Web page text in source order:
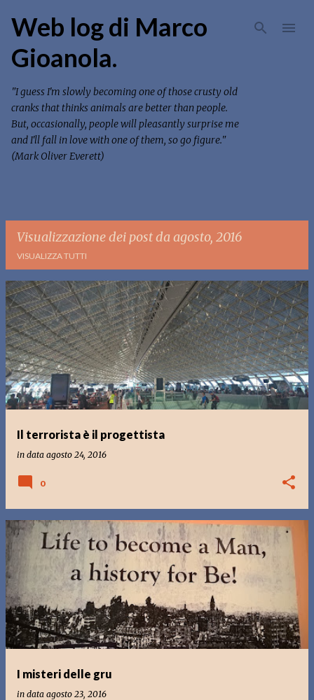
Passa ai contenuti principali
Web log di Marco
Gioanola.
"I guess I'm slowly becoming one of those crusty old
cranks that thinks animals are better than people.
But, occasionally, people will pleasantly surprise me
and I'll fall in love with one of them, so go figure."
(Mark Oliver Everett)
Visualizzazione dei post da agosto, 2016
VISUALIZZA TUTTI
P
o
s
t
Il terrorista è il progettista
in data agosto 24, 2016
0
I misteri delle gru
in data agosto 23, 2016